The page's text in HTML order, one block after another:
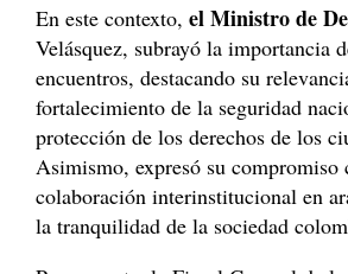
En este contexto,el Ministro de
Velásquez, subrayó la importancia
encuentros, destacando su
fortalecimiento de la seguridad
protección de los derechos de los
Asimismo, expresó su
colaboración interinstitucional en
la tranquilidad de la sociedad